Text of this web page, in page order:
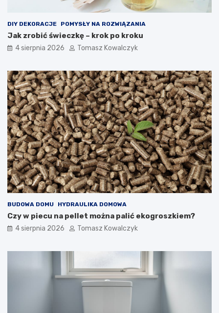
DIY DEKORACJE POMYSŁY NA ROZWIĄZANIA
Jak zrobić świeczkę – krok po kroku
4 sierpnia 2026 Tomasz Kowalczyk
BUDOWA DOMU HYDRAULIKA DOMOWA
Czy w piecu na pellet można palić ekogroszkiem?
4 sierpnia 2026 Tomasz Kowalczyk